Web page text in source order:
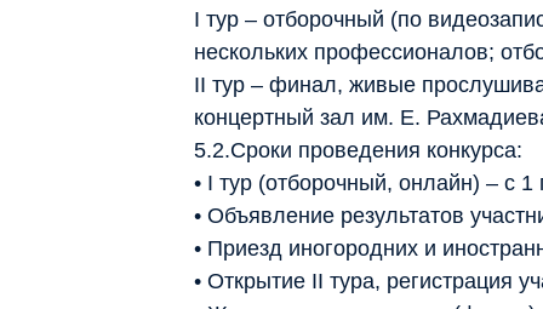
I тур – отборочный (по
нескольких профессионалов;
II тур – финал, живые
концертный зал им. Е.
5.2.Сроки проведения конкурса:
• I тур (отборочный, онлайн) – с
• Объявление результатов
• Приезд иногородних и
• Открытие II тура, регистрация